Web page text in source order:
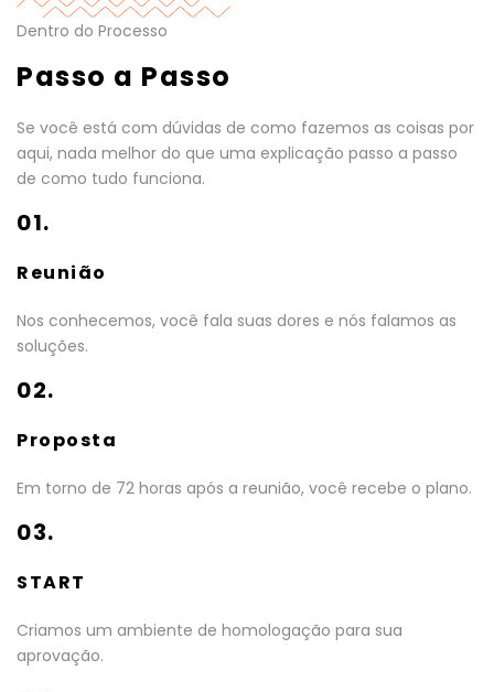
Dentro do Processo
Passo a Passo
Se você está com dúvidas de como fazemos as coisas por
aqui, nada melhor do que uma explicação passo a passo
de como tudo funciona.
01.
Reunião
Nos conhecemos, você fala suas dores e nós falamos as
soluções.
02.
Proposta
Em torno de 72 horas após a reunião, você recebe o plano.
03.
START
Criamos um ambiente de homologação para sua
aprovação.